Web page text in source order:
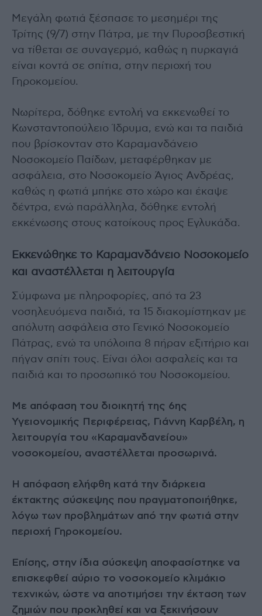
Μεγάλη φωτιά ξέσπασε το μεσημέρι της
Τρίτης (9/7) στην Πάτρα, με την Πυροσβεστική
να τίθεται σε συναγερμό, καθώς η πυρκαγιά
είναι κοντά σε σπίτια, στην περιοχή του
Γηροκομείου.
Νωρίτερα, δόθηκε εντολή να εκκενωθεί το
Κωνσταντοπούλειο Ίδρυμα, ενώ και τα παιδιά
που βρίσκονταν στο Καραμανδάνειο
Νοσοκομείο Παίδων, μεταφέρθηκαν με
ασφάλεια, στο Νοσοκομείο Άγιος Ανδρέας,
καθώς η φωτιά μπήκε στο χώρο και έκαψε
δέντρα, ενώ παράλληλα, δόθηκε εντολή
εκκένωσης στους κατοίκους προς Εγλυκάδα.
Εκκενώθηκε το Καραμανδάνειο Νοσοκομείο
και αναστέλλεται η λειτουργία
Σύμφωνα με πληροφορίες, από τα 23
νοσηλευόμενα παιδιά, τα 15 διακομίστηκαν με
απόλυτη ασφάλεια στο Γενικό Νοσοκομείο
Πάτρας, ενώ τα υπόλοιπα 8 πήραν εξιτήριο και
πήγαν σπίτι τους. Είναι όλοι ασφαλείς και τα
παιδιά και το προσωπικό του Νοσοκομείου.
Με απόφαση του διοικητή της 6ης
Υγειονομικής Περιφέρειας, Γιάννη Καρβέλη, η
λειτουργία του «Καραμανδανείου»
νοσοκομείου, αναστέλλεται προσωρινά.
Η απόφαση ελήφθη κατά την διάρκεια
έκτακτης σύσκεψης που πραγματοποιήθηκε,
λόγω των προβλημάτων από την φωτιά στην
περιοχή Γηροκομείου.
Επίσης, στην ίδια σύσκεψη αποφασίστηκε να
επισκεφθεί αύριο το νοσοκομείο κλιμάκιο
τεχνικών, ώστε να αποτιμήσει την έκταση των
ζημιών που προκληθεί και να ξεκινήσουν